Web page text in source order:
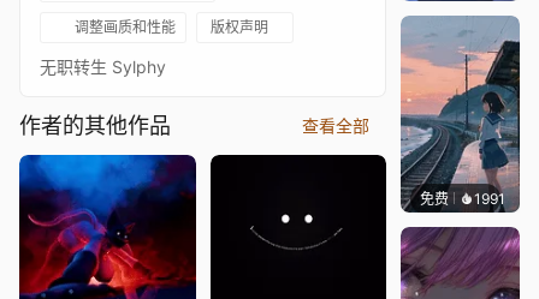
调整画质和性能 版权声明
无职转生 Sylphy
作者的其他作品 查看全部
免费 1991辰东